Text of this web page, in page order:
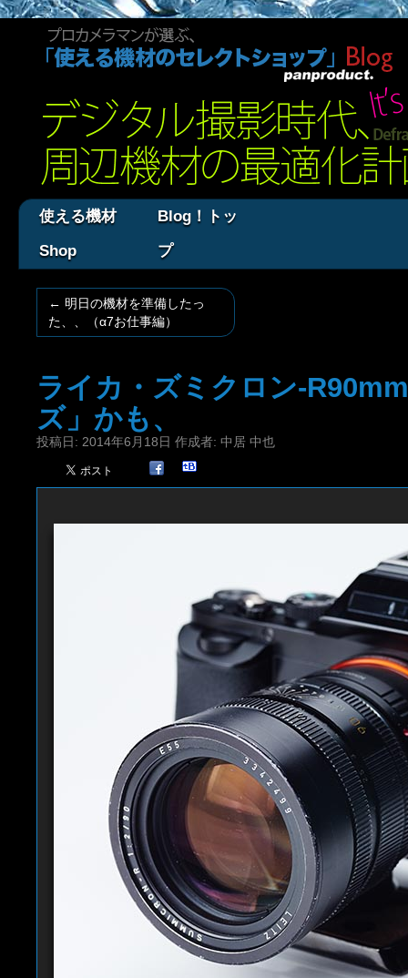
使える機材
Shop
Blog！トッ
プ
← 明日の機材を準備したっ
た、、（α7お仕事編）
ライカ・ズミクロン-
ズ」かも、
投稿日: 2014年6月18日 作成者: 中居 中也